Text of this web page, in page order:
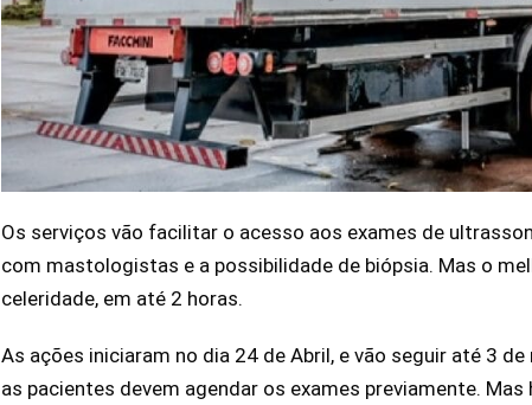
Os serviços vão facilitar o acesso aos exames de
com mastologistas e a possibilidade de biópsia. Mas o
celeridade, em até 2 horas.
As ações iniciaram no dia 24 de Abril, e vão seguir até 3
as pacientes devem agendar os exames previamente.